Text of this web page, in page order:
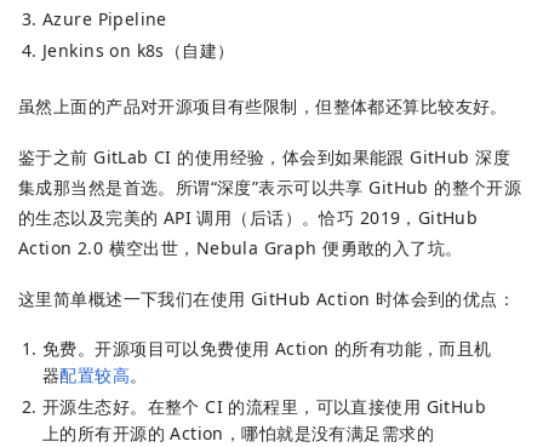
Azure Pipeline
Jenkins on k8s（自建）
虽然上面的产品对开源项目有些限制，但整体都还算比较友好。
鉴于之前 GitLab CI 的使用经验，体会到如果能跟 GitHub 深度
集成那当然是首选。所谓“深度”表示可以共享 GitHub 的整个开源
的生态以及完美的 API 调用（后话）。恰巧 2019，GitHub
Action 2.0 横空出世，Nebula Graph 便勇敢的入了坑。
这里简单概述一下我们在使用 GitHub Action 时体会到的优点：
免费。开源项目可以免费使用 Action 的所有功能，而且机
器配置较高。
开源生态好。在整个 CI 的流程里，可以直接使用 GitHub
上的所有开源的 Action，哪怕就是没有满足需求的